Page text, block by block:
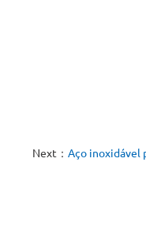
Next：Aço inoxidável